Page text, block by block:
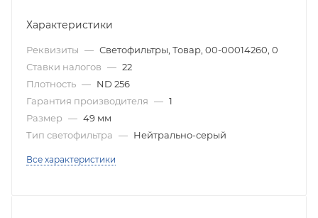
Характеристики
Реквизиты — Светофильтры, Товар, 00-00014260, 0
Ставки налогов — 22
Плотность — ND 256
Гарантия производителя — 1
Размер — 49 мм
Тип светофильтра — Нейтрально-серый
Все характеристики